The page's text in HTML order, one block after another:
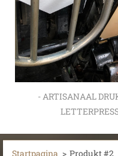
- ARTISANAAL
Startpagina > Produkt #2